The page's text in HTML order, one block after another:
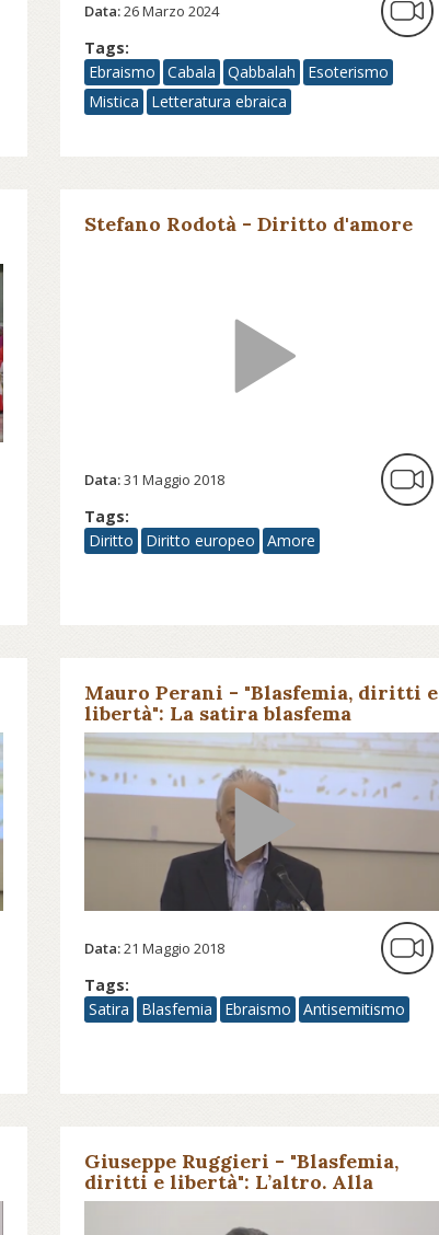
Data:26 Marzo 2024
Tags:
Ebraismo
Cabala Qabbalah
Esoterismo
Mistica
Letteratura ebraica
Stefano Rodotà - Diritto d'amore
Data:31 Maggio 2018
Tags:
Diritto
Diritto europeo Amore
Mauro Perani - "Blasfemia, diritti e
libertà": La satira blasfema
antiebraica
Data:21 Maggio 2018
Tags:
Satira
Blasfemia Ebraismo Antisemitismo
Giuseppe Ruggieri - "Blasfemia,
diritti e libertà": L’altro. Alla
ricerca di una comprensione